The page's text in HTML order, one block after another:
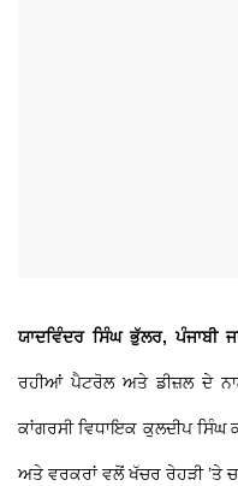
ਯਾਦਵਿੰਦਰ ਸਿੰਘ ਭੁੱਲਰ, ਪੰਜਾਬੀ
ਰਹੀਆਂ ਪੈਟਰੋਲ ਅਤੇ ਡੀਜ਼ਲ ਦੇ
ਕਾਂਗਰਸੀ ਵਿਧਾਇਕ ਕੁਲਦੀਪ
ਅਤੇ ਵਰਕਰਾਂ ਵਲੋਂ ਖੱਚਰ ਰੇਹੜੀ ’ਤੇ